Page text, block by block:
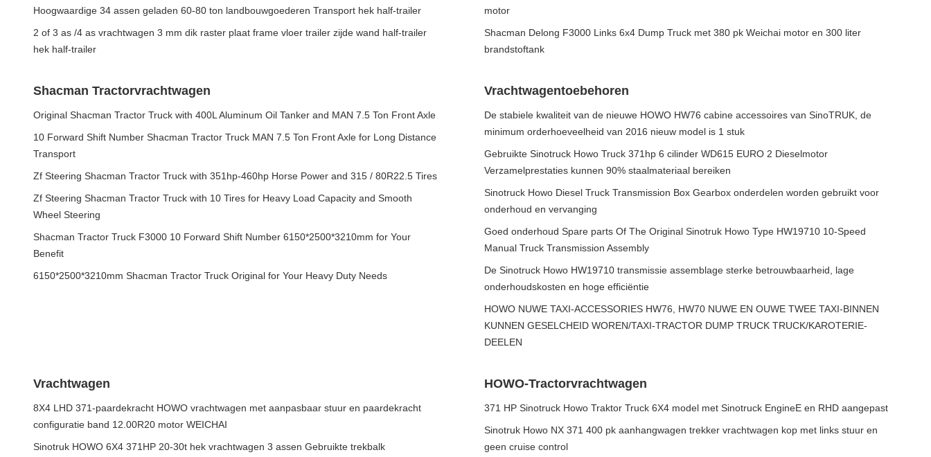
Hoogwaardige 34 assen geladen 60-80 ton landbouwgoederen Transport hek half-trailer
2 of 3 as /4 as vrachtwagen 3 mm dik raster plaat frame vloer trailer zijde wand half-trailer
hek half-trailer
motor
Shacman Delong F3000 Links 6x4 Dump Truck met 380 pk Weichai motor en 300 liter
brandstoftank
Shacman Tractorvrachtwagen
Original Shacman Tractor Truck with 400L Aluminum Oil Tanker and MAN 7.5 Ton Front Axle
10 Forward Shift Number Shacman Tractor Truck MAN 7.5 Ton Front Axle for Long Distance
Transport
Zf Steering Shacman Tractor Truck with 351hp-460hp Horse Power and 315 / 80R22.5 Tires
Zf Steering Shacman Tractor Truck with 10 Tires for Heavy Load Capacity and Smooth
Wheel Steering
Shacman Tractor Truck F3000 10 Forward Shift Number 6150*2500*3210mm for Your
Benefit
6150*2500*3210mm Shacman Tractor Truck Original for Your Heavy Duty Needs
Vrachtwagentoebehoren
De stabiele kwaliteit van de nieuwe HOWO HW76 cabine accessoires van SinoTRUK, de
minimum orderhoeveelheid van 2016 nieuw model is 1 stuk
Gebruikte Sinotruck Howo Truck 371hp 6 cilinder WD615 EURO 2 Dieselmotor
Verzamelprestaties kunnen 90% staalmateriaal bereiken
Sinotruck Howo Diesel Truck Transmission Box Gearbox onderdelen worden gebruikt voor
onderhoud en vervanging
Goed onderhoud Spare parts Of The Original Sinotruk Howo Type HW19710 10-Speed
Manual Truck Transmission Assembly
De Sinotruck Howo HW19710 transmissie assemblage sterke betrouwbaarheid, lage
onderhoudskosten en hoge efficiëntie
HOWO NUWE TAXI-ACCESSORIES HW76, HW70 NUWE EN OUWE TWEE TAXI-BINNEN
KUNNEN GESELCHEID WOREN/TAXI-TRACTOR DUMP TRUCK TRUCK/KAROTERIE-
DEELEN
Vrachtwagen
8X4 LHD 371-paardekracht HOWO vrachtwagen met aanpasbaar stuur en paardekracht
configuratie band 12.00R20 motor WEICHAI
Sinotruk HOWO 6X4 371HP 20-30t hek vrachtwagen 3 assen Gebruikte trekbalk
HOWO-Tractorvrachtwagen
371 HP Sinotruck Howo Traktor Truck 6X4 model met Sinotruck EngineE en RHD aangepast
Sinotruk Howo NX 371 400 pk aanhangwagen trekker vrachtwagen kop met links stuur en
geen cruise control